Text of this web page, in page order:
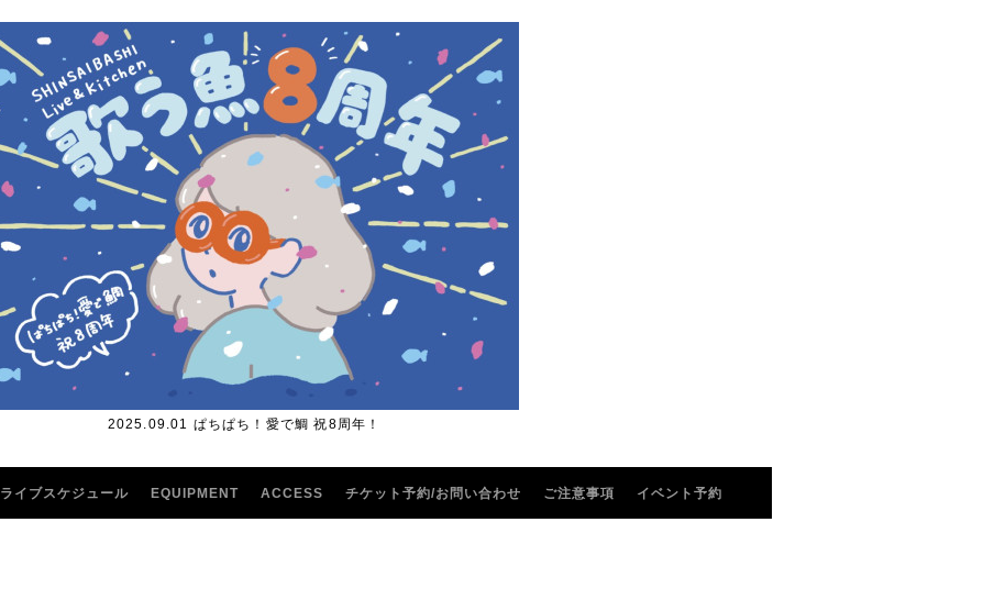
2025.09.01 ぱちぱち！愛で鯛 祝8周年！
ライブスケジュール EQUIPMENT ACCESS チケット予約/お問い合わせ ご注意事項 イベント予約